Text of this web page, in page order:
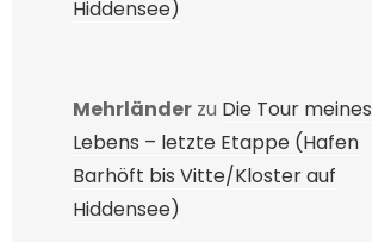
Hiddensee)
Mehrländer zu Die Tour meines
Lebens – letzte Etappe (Hafen
Barhöft bis Vitte/Kloster auf
Hiddensee)